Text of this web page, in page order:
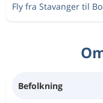
Fly fra Stavanger til
Befolkning